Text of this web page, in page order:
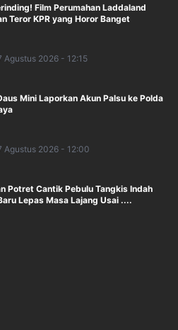
Film Perumahan Laddaland
Teror KPR yang Horor Banget
Agustus 2026 - 12:15
Mini Laporkan Akun Palsu ke Polda
Agustus 2026 - 12:00
Potret Cantik Pebulu Tangkis Indah
Lepas Masa Lajang Usai ....